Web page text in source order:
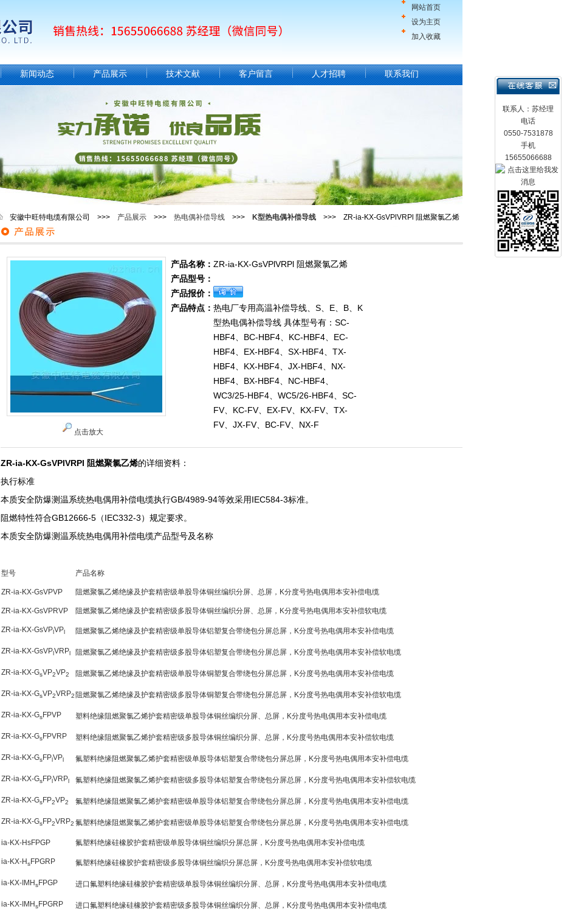
网站首页
设为主页
加入收藏
联系人：苏经理
电话
0550-7531878
手机
15655066688
新闻动态 产品展示 技术文献 客户留言 人才招聘 联系我们
安徽中旺特电缆有限公司 >>> 产品展示 >>> 热电偶补偿导线 >>> K型热电偶补偿导线 >>> ZR-ia-KX-GsVPlVRPl 阻燃聚氯乙烯
点击放大
产品名称： ZR-ia-KX-GsVPlVRPl 阻燃聚氯乙烯
产品型号：
产品报价：
产品特点： 热电厂专用高温补偿导线、S、E、B、K
型热电偶补偿导线 具体型号有：SC-
HBF4、BC-HBF4、KC-HBF4、EC-
HBF4、EX-HBF4、SX-HBF4、TX-
HBF4、KX-HBF4、JX-HBF4、NX-
HBF4、BX-HBF4、NC-HBF4、
WC3/25-HBF4、WC5/26-HBF4、SC-
FV、KC-FV、EX-FV、KX-FV、TX-
FV、JX-FV、BC-FV、NX-F
ZR-ia-KX-GsVPlVRPl 阻燃聚氯乙烯的详细资料：
执行标准
本质安全防爆测温系统热电偶用补偿电缆执行GB/4989-94等效采用IEC584-3标准。
阻燃特性符合GB12666-5（IEC332-3）规定要求。
本质安全防爆测温系统热电偶用补偿电缆产品型号及名称
型号 产品名称
ZR-ia-KX-GsVPVP 阻燃聚氯乙烯绝缘及护套精密级单股导体铜丝编织分屏、总屏，K分度号热电偶用本安补偿电缆
ZR-ia-KX-GsVPRVP 阻燃聚氯乙烯绝缘及护套精密级多股导体铜丝编织分屏、总屏，K分度号热电偶用本安补偿软电缆
ZR-ia-KX-GsVPVP 阻燃聚氯乙烯绝缘及护套精密级单股导体铝塑复合带绕包分屏总屏，K分度号热电偶用本安补偿电缆
ZR-ia-KX-GsVPVRP 阻燃聚氯乙烯绝缘及护套精密级多股导体铝塑复合带绕包分屏总屏，K分度号热电偶用本安补偿软电缆
ZR-ia-KX-GsVP2VP2 阻燃聚氯乙烯绝缘及护套精密级单股导体铜塑复合带绕包分屏总屏，K分度号热电偶用本安补偿电缆
ZR-ia-KX-GsVP2VRP2 阻燃聚氯乙烯绝缘及护套精密级多股导体铜塑复合带绕包分屏总屏，K分度号热电偶用本安补偿软电缆
ZR-ia-KX-GsFPVP 塑料绝缘阻燃聚氯乙烯护套精密级单股导体铜丝编织分屏、总屏，K分度号热电偶用本安补偿电缆
ZR-ia-KX-GsFPVRP 塑料绝缘阻燃聚氯乙烯护套精密级多股导体铜丝编织分屏、总屏，K分度号热电偶用本安补偿软电缆
ZR-ia-KX-GsFPVP 氟塑料绝缘阻燃聚氯乙烯护套精密级单股导体铝塑复合带绕包分屏总屏，K分度号热电偶用本安补偿电缆
ZR-ia-KX-GsFPVRP 氟塑料绝缘阻燃聚氯乙烯护套精密级多股导体铝塑复合带绕包分屏总屏，K分度号热电偶用本安补偿软电缆
ZR-ia-KX-GsFP2VP2 氟塑料绝缘阻燃聚氯乙烯护套精密级单股导体铝塑复合带绕包分屏总屏，K分度号热电偶用本安补偿电缆
ZR-ia-KX-GsFP2VRP2 氟塑料绝缘阻燃聚氯乙烯护套精密级单股导体铝塑复合带绕包分屏总屏，K分度号热电偶用本安补偿电缆
ia-KX-HsFPGP 氟塑料绝缘硅橡胶护套精密级单股导体铜丝编织分屏总屏，K分度号热电偶用本安补偿电缆
ia-KX-HsFPGRP 氟塑料绝缘硅橡胶护套精密级多股导体铜丝编织分屏总屏，K分度号热电偶用本安补偿软电缆
ia-KX-IMHsFPGP 进口氟塑料绝缘硅橡胶护套精密级单股导体铜丝编织分屏、总屏，K分度号热电偶用本安补偿电缆
ia-KX-IMHsFPGRP 进口氟塑料绝缘硅橡胶护套精密级多股导体铜丝编织分屏、总屏，K分度号热电偶用本安补偿电缆